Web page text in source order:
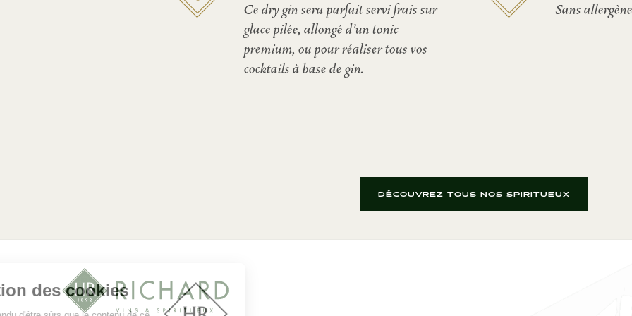
Gestion des cookies
Ce dry gin sera parfait servi frais sur
glace pilée, allongé d’un tonic
premium, ou pour réaliser tous vos
cocktails à base de gin.
Sans
DÉCOUVREZ TOUS NOS SPIRITUEUX